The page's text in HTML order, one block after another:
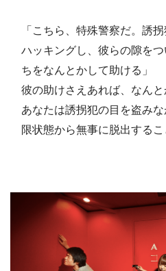
「こちら、特殊警察だ。誘
ハッキングし、彼らの隙を
ちをなんとかして助ける」
彼の助けさえあれば、なん
あなたは誘拐犯の目を盗み
限状態から無事に脱出する